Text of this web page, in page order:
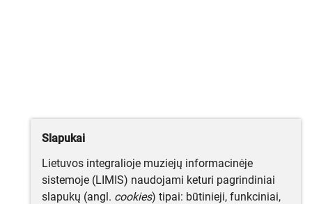
Slapukai
Lietuvos integralioje muziejų informacinėje
sistemoje (LIMIS) naudojami keturi pagrindiniai
slapukų (angl. cookies) tipai: būtinieji, funkciniai,